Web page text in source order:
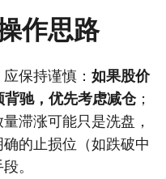
作思路
保持谨慎： 如果股价
驰，优先考虑减仓；
滞涨可能只是洗盘，
的止损位（如跌破中
。